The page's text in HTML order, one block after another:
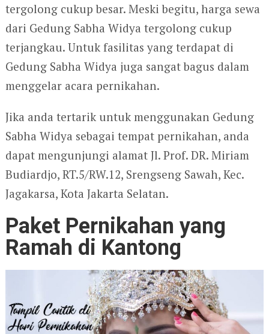
tergolong cukup besar. Meski begitu, harga sewa
dari Gedung Sabha Widya tergolong cukup
terjangkau. Untuk fasilitas yang terdapat di
Gedung Sabha Widya juga sangat bagus dalam
menggelar acara pernikahan.
Jika anda tertarik untuk menggunakan Gedung
Sabha Widya sebagai tempat pernikahan, anda
dapat mengunjungi alamat Jl. Prof. DR. Miriam
Budiardjo, RT.5/RW.12, Srengseng Sawah, Kec.
Jagakarsa, Kota Jakarta Selatan.
Paket Pernikahan yang
Ramah di Kantong